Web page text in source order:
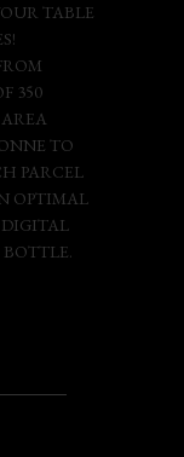
TABLE
350
TO
PARCEL
OPTIMAL